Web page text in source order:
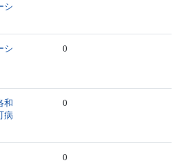
シ
シ
0
和
病
0
0